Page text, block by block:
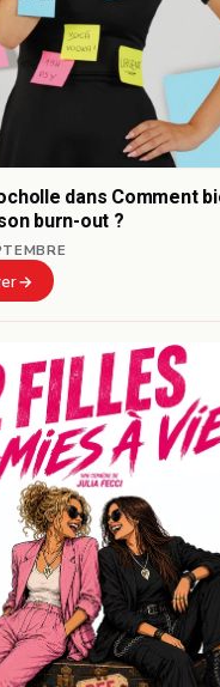
dans Comment
burn-out ?